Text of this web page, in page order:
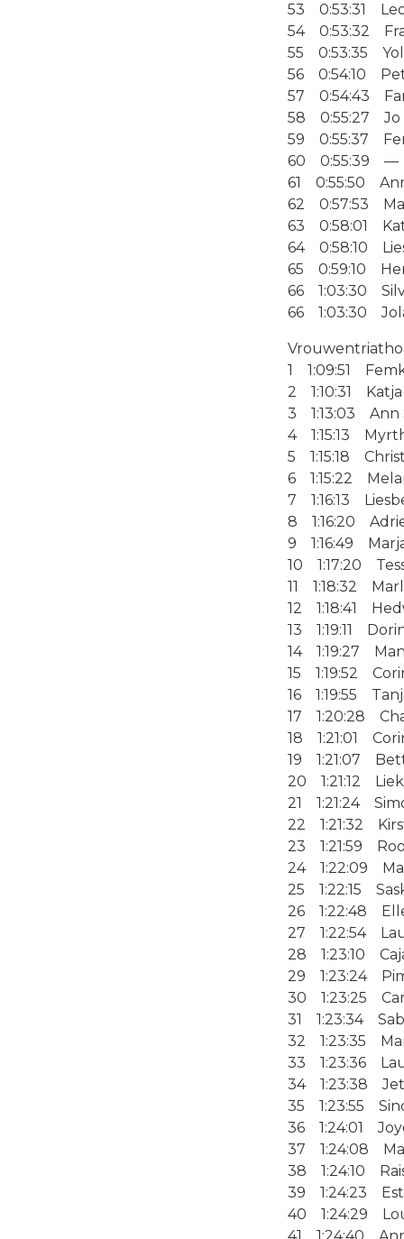
53 0:53:31
54 0:53:32
55 0:53:35
56 0:54:10
57 0:54:43
58 0:55:27 Jo
59 0:55:37
60 0:55:39 —
61 0:55:50
62 0:57:53
63 0:58:01
64 0:58:10
65 0:59:10
66 1:03:30
66 1:03:30
1 1:09:51
2 1:10:31
3 1:13:03 Ann
4 1:15:13
5 1:15:18
6 1:15:22
7 1:16:13
8 1:16:20
9 1:16:49
10 1:17:20
11 1:18:32
12 1:18:41
13 1:19:11
14 1:19:27
15 1:19:52
16 1:19:55
17 1:20:28
18 1:21:01
19 1:21:07
20 1:21:12
21 1:21:24
22 1:21:32
23 1:21:59
24 1:22:09
25 1:22:15
26 1:22:48
27 1:22:54
28 1:23:10
29 1:23:24
30 1:23:25
31 1:23:34
32 1:23:35
33 1:23:36
34 1:23:38 Jet
35 1:23:55
36 1:24:01
37 1:24:08
38 1:24:10
39 1:24:23
40 1:24:29